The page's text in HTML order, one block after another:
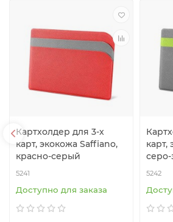
Картхолдер для 3-х
карт, экокожа Saffiano,
красно-серый
5241
Доступно для заказа
карт,
5242